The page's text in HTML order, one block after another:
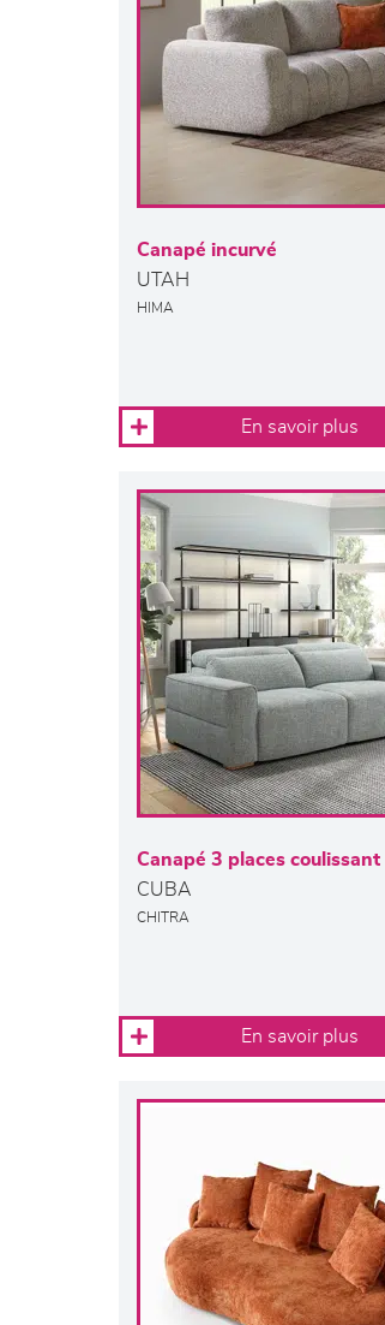
Canapé incurvé
UTAH
HIMA
En savoir plus
Canapé 3 places coulissant
CUBA
CHITRA
En savoir plus